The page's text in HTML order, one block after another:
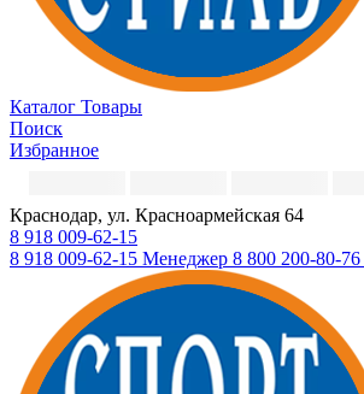
Каталог Товары
Поиск
Избранное
Краснодар, ул. Красноармейская 64
8 918 009-62-15
8 918 009-62-15 Менеджер 8 800 200-80-76